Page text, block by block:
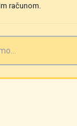
računom.